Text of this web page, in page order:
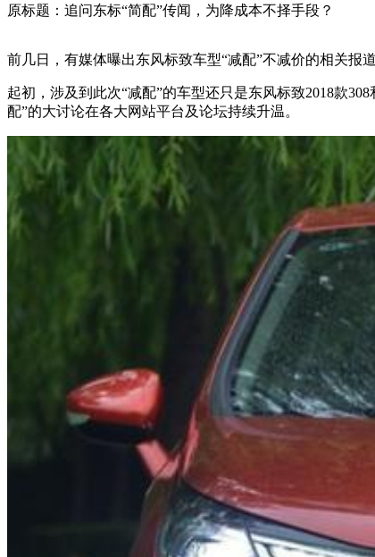
原标题：追问东标“简配”传闻，为降成本不择手段？
前几日，有媒体曝出东风标致车型“减配”不减价的相关报
起初，涉及到此次“减配”的车型还只是东风标致2018款
配”的大讨论在各大网站平台及论坛持续升温。